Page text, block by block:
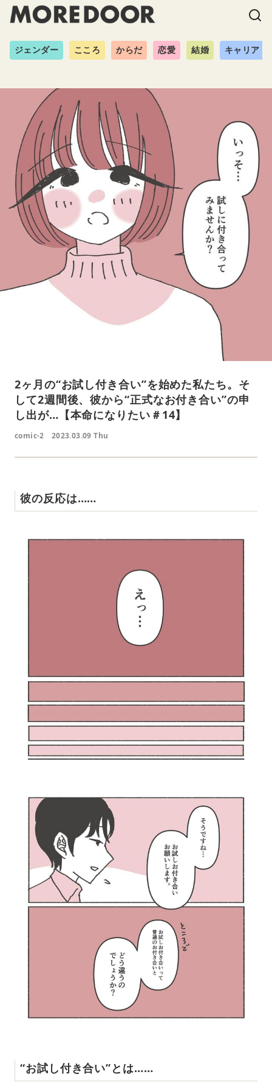
ジェンダー こころ からだ 恋愛 結婚 キャリア
2ヶ月の“お試し付き合い”を始めた私たち。そ
して2週間後、彼から“正式なお付き合い”の申
し出が…【本命になりたい＃14】
comic-2 2023.03.09 Thu
彼の反応は……
“お試し付き合い”とは……